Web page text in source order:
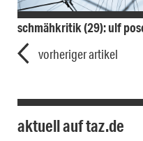
schmähkritik (29): ulf
vorheriger artikel
aktuell auf taz.de